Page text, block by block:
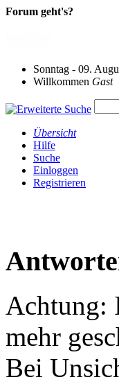
Forum geht's?
Sonntag - 09.
Willkommen Gast
Übersicht
Hilfe
Suche
Einloggen
Registrieren
Achtung:
mehr
Bei